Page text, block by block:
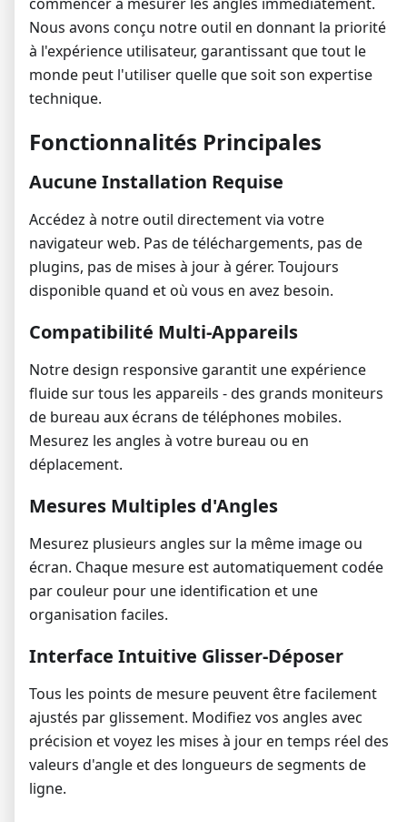
Nous avons conçu notre outil en donnant la priorité
à l'expérience utilisateur, garantissant que tout le
monde peut l'utiliser quelle que soit son expertise
technique.
Fonctionnalités Principales
Aucune Installation Requise
Accédez à notre outil directement via votre
navigateur web. Pas de téléchargements, pas de
plugins, pas de mises à jour à gérer. Toujours
disponible quand et où vous en avez besoin.
Compatibilité Multi-Appareils
Notre design responsive garantit une expérience
fluide sur tous les appareils - des grands moniteurs
de bureau aux écrans de téléphones mobiles.
Mesurez les angles à votre bureau ou en
déplacement.
Mesures Multiples d'Angles
Mesurez plusieurs angles sur la même image ou
écran. Chaque mesure est automatiquement codée
par couleur pour une identification et une
organisation faciles.
Interface Intuitive Glisser-Déposer
Tous les points de mesure peuvent être facilement
ajustés par glissement. Modifiez vos angles avec
précision et voyez les mises à jour en temps réel des
valeurs d'angle et des longueurs de segments de
ligne.